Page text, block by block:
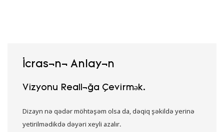
İcrasını Anlayın
Vizyonu Reallığa Çevirmək.
Dizayn nə qədər möhtəşəm olsa da, dəqiq şəkildə yerinə
yetirilmədikdə dəyəri xeyli azalır.